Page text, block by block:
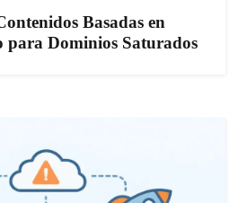
Basadas en
para Dominios Saturados